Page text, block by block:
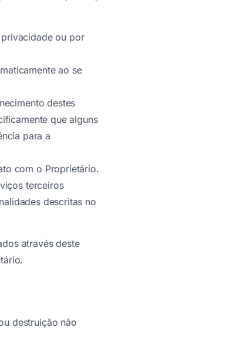
ou por
ao se
destes
que alguns
para a
com o Proprietário.
terceiros
descritas no
através deste
destruição não